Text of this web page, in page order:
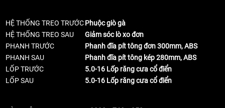
HỆ THỐNG TREO TRƯỚCPhuộc giò gà
HỆ THỐNG TREO SAU
Giảm sóc lò xo đơn
PHANH TRƯỚC
Phanh đĩa pít tông đơn 300mm, ABS
PHANH SAU
Phanh đĩa pít tông kép 280mm, ABS
LỐP TRƯỚC
5.0-16 Lốp răng cưa cổ điển
LỐP SAU
5.0-16 Lốp răng cưa cổ điển